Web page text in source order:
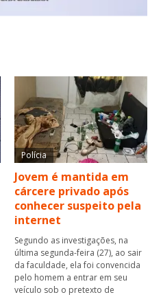
Polícia
Jovem é mantida em
cárcere privado após
conhecer suspeito pela
internet
Segundo as investigações, na
última segunda-feira (27), ao sair
da faculdade, ela foi convencida
pelo homem a entrar em seu
veículo sob o pretexto de